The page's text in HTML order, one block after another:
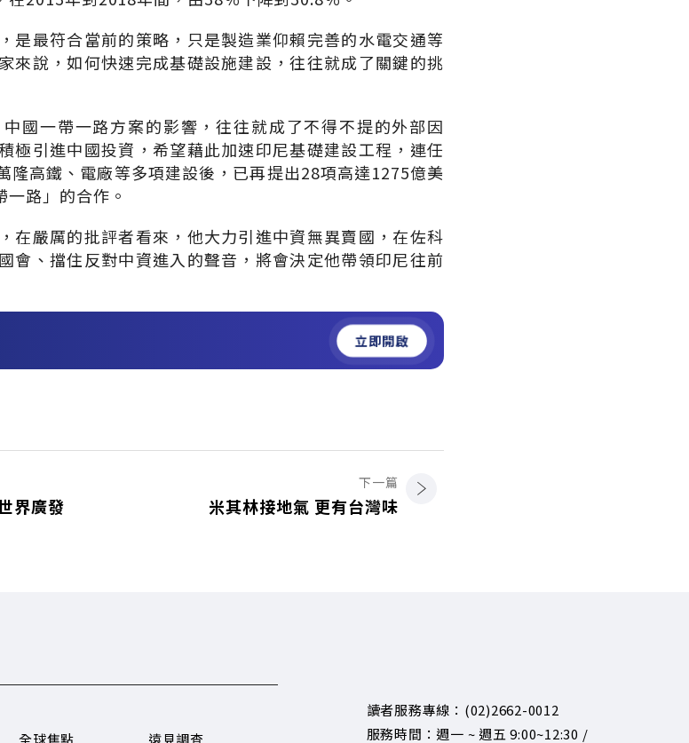
是最符合當前的策略，只是製造業仰賴完善的水電交通等
來說，如何快速完成基礎設施建設，往往就成了關鍵的挑
國一帶一路方案的影響，往往就成了不得不提的外部因
極引進中國投資，希望藉此加速印尼基礎建設工程，連任
隆高鐵、電廠等多項建設後，已再提出28項高達1275億美
路」的合作。
在嚴厲的批評者看來，他大力引進中資無異賣國，在佐科
會、擋住反對中資進入的聲音，將會決定他帶領印尼往前
立即開啟
界廣發
下一篇
米其林接地氣 更有台灣味
讀者服務專線：(02)2662-0012
服務時間：週一 ~ 週五 9:00~12:30 /